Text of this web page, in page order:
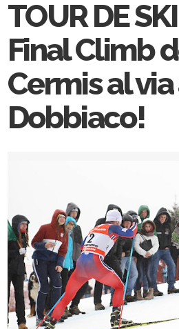
TOUR DE
Final Climb
Cermis al via
Dobbiaco!